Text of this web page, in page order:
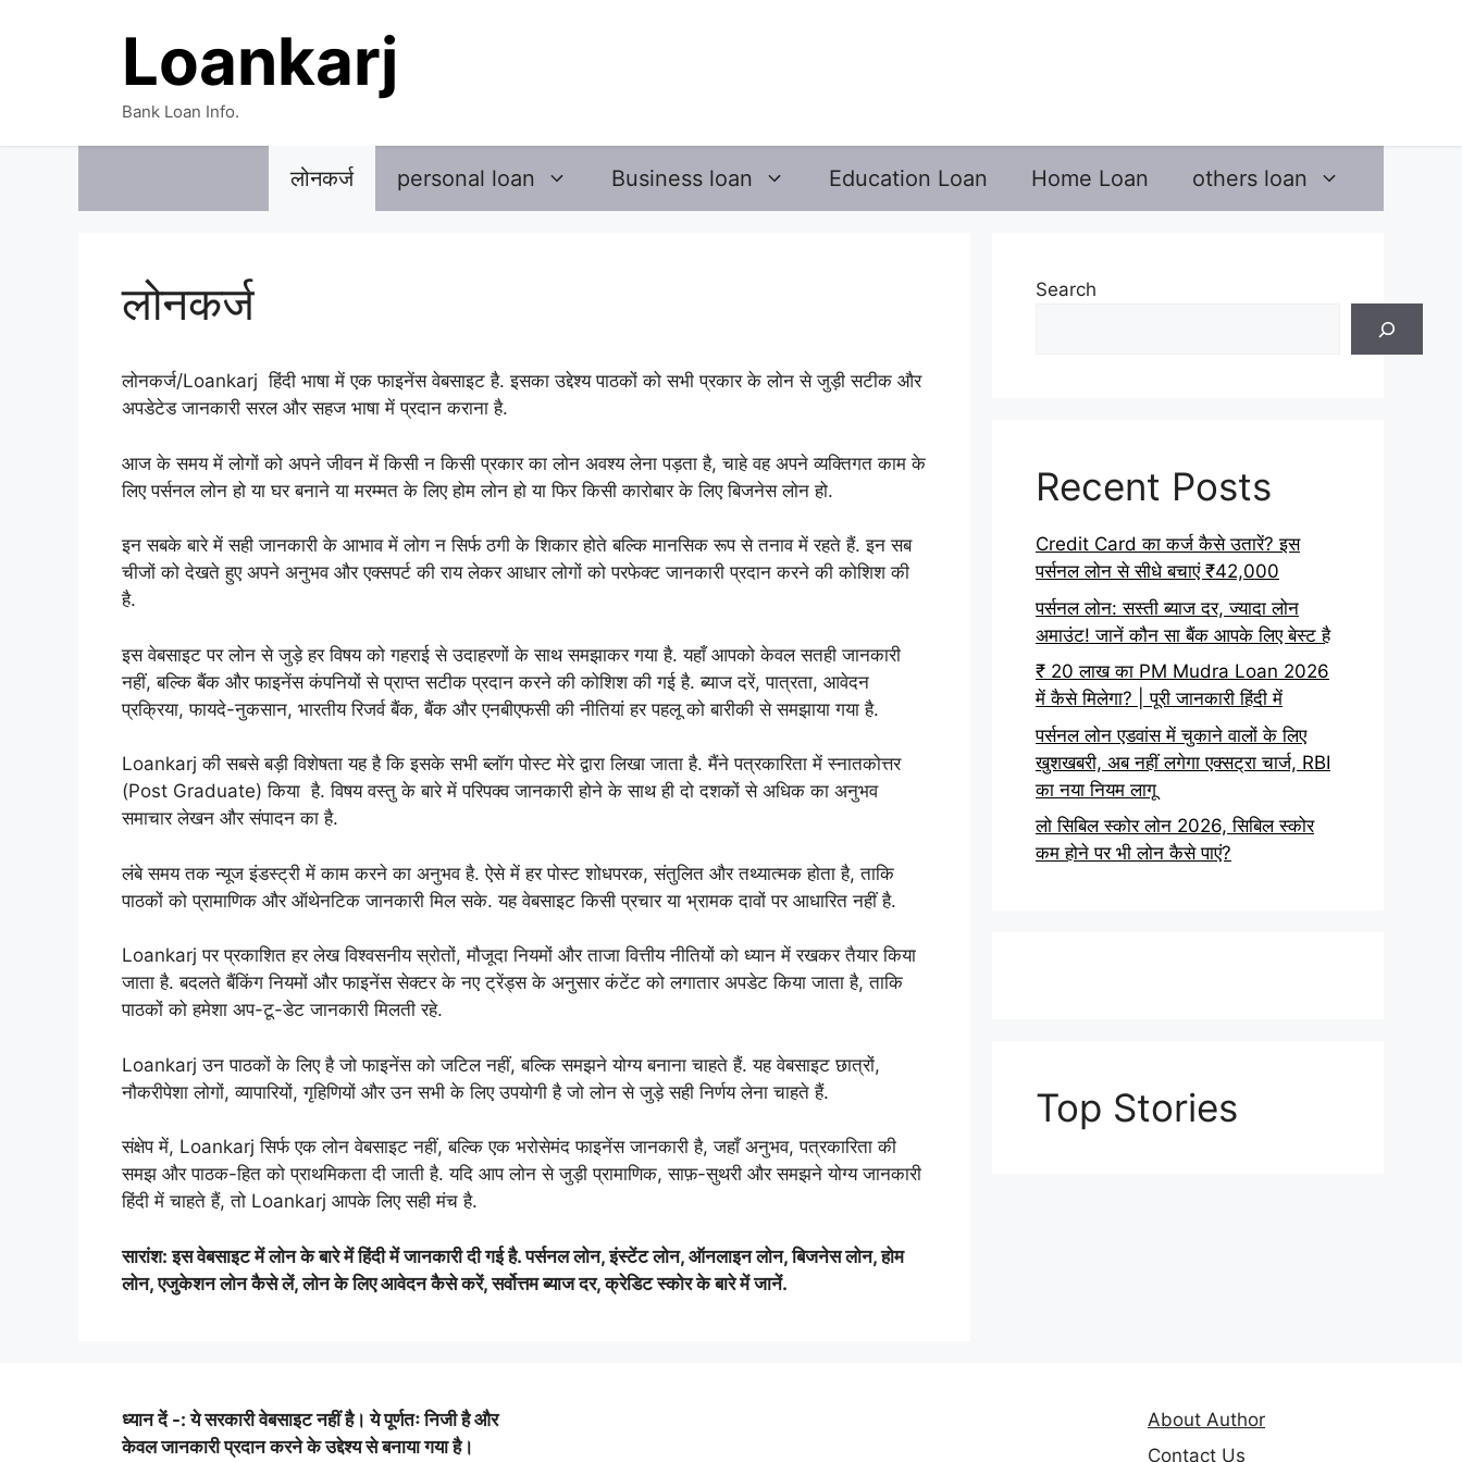
Loankarj
Bank Loan Info.
लोनकर्ज personal loan Business loan Education Loan Home Loan others loan
लोनकर्ज
लोनकर्ज/Loankarj हिंदी भाषा में एक फाइनेंस वेबसाइट है. इसका उद्देश्य पाठकों को सभी प्रकार के लोन से जुड़ी सटीक और
अपडेटेड जानकारी सरल और सहज भाषा में प्रदान कराना है.
आज के समय में लोगों को अपने जीवन में किसी न किसी प्रकार का लोन अवश्य लेना पड़ता है, चाहे वह अपने व्यक्तिगत काम के
लिए पर्सनल लोन हो या घर बनाने या मरम्मत के लिए होम लोन हो या फिर किसी कारोबार के लिए बिजनेस लोन हो.
इन सबके बारे में सही जानकारी के आभाव में लोग न सिर्फ ठगी के शिकार होते बल्कि मानसिक रूप से तनाव में रहते हैं. इन सब
चीजों को देखते हुए अपने अनुभव और एक्सपर्ट की राय लेकर आधार लोगों को परफेक्ट जानकारी प्रदान करने की कोशिश की
है.
इस वेबसाइट पर लोन से जुड़े हर विषय को गहराई से उदाहरणों के साथ समझाकर गया है. यहाँ आपको केवल सतही जानकारी
नहीं, बल्कि बैंक और फाइनेंस कंपनियों से प्राप्त सटीक प्रदान करने की कोशिश की गई है. ब्याज दरें, पात्रता, आवेदन
प्रक्रिया, फायदे-नुकसान, भारतीय रिजर्व बैंक, बैंक और एनबीएफसी की नीतियां हर पहलू को बारीकी से समझाया गया है.
Loankarj की सबसे बड़ी विशेषता यह है कि इसके सभी ब्लॉग पोस्ट मेरे द्वारा लिखा जाता है. मैंने पत्रकारिता में स्नातकोत्तर
(Post Graduate) किया है. विषय वस्तु के बारे में परिपक्व जानकारी होने के साथ ही दो दशकों से अधिक का अनुभव
समाचार लेखन और संपादन का है.
लंबे समय तक न्यूज इंडस्ट्री में काम करने का अनुभव है. ऐसे में हर पोस्ट शोधपरक, संतुलित और तथ्यात्मक होता है, ताकि
पाठकों को प्रामाणिक और ऑथेनटिक जानकारी मिल सके. यह वेबसाइट किसी प्रचार या भ्रामक दावों पर आधारित नहीं है.
Loankarj पर प्रकाशित हर लेख विश्वसनीय स्रोतों, मौजूदा नियमों और ताजा वित्तीय नीतियों को ध्यान में रखकर तैयार किया
जाता है. बदलते बैंकिंग नियमों और फाइनेंस सेक्टर के नए ट्रेंड्स के अनुसार कंटेंट को लगातार अपडेट किया जाता है, ताकि
पाठकों को हमेशा अप-टू-डेट जानकारी मिलती रहे.
Loankarj उन पाठकों के लिए है जो फाइनेंस को जटिल नहीं, बल्कि समझने योग्य बनाना चाहते हैं. यह वेबसाइट छात्रों,
नौकरीपेशा लोगों, व्यापारियों, गृहिणियों और उन सभी के लिए उपयोगी है जो लोन से जुड़े सही निर्णय लेना चाहते हैं.
संक्षेप में, Loankarj सिर्फ एक लोन वेबसाइट नहीं, बल्कि एक भरोसेमंद फाइनेंस जानकारी है, जहाँ अनुभव, पत्रकारिता की
समझ और पाठक-हित को प्राथमिकता दी जाती है. यदि आप लोन से जुड़ी प्रामाणिक, साफ़-सुथरी और समझने योग्य जानकारी
हिंदी में चाहते हैं, तो Loankarj आपके लिए सही मंच है.
सारांश: इस वेबसाइट में लोन के बारे में हिंदी में जानकारी दी गई है. पर्सनल लोन, इंस्टेंट लोन, ऑनलाइन लोन, बिजनेस लोन, होम
लोन, एजुकेशन लोन कैसे लें, लोन के लिए आवेदन कैसे करें, सर्वोत्तम ब्याज दर, क्रेडिट स्कोर के बारे में जानें.
Search
Recent Posts
Credit Card का कर्ज कैसे उतारें? इस
पर्सनल लोन से सीधे बचाएं ₹42,000
पर्सनल लोन: सस्ती ब्याज दर, ज्यादा लोन
अमाउंट! जानें कौन सा बैंक आपके लिए बेस्ट है
₹ 20 लाख का PM Mudra Loan 2026
में कैसे मिलेगा? | पूरी जानकारी हिंदी में
पर्सनल लोन एडवांस में चुकाने वालों के लिए
खुशखबरी, अब नहीं लगेगा एक्सट्रा चार्ज, RBI
का नया नियम लागू
लो सिबिल स्कोर लोन 2026, सिबिल स्कोर
कम होने पर भी लोन कैसे पाएं?
Top Stories
ध्यान दें -: ये सरकारी वेबसाइट नहीं है। ये पूर्णतः निजी है और
केवल जानकारी प्रदान करने के उद्देश्य से बनाया गया है।
About Author
Contact Us